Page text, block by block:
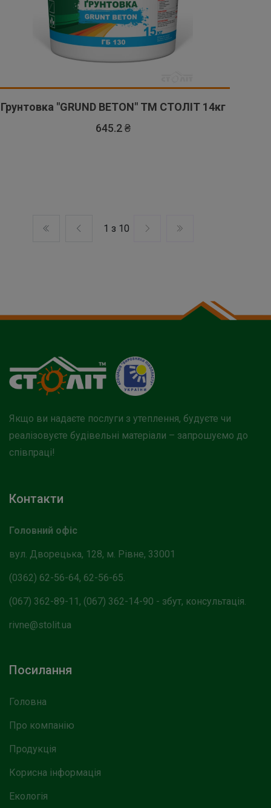
Грунтовка "GRUND BETON" ТМ СТОЛІТ 14кг
645.2 ₴
1 з 10
Якщо ви надаєте послуги з утеплення, будуєте чи
реалізовуєте будівельні матеріали – запрошуємо до
співпраці!
Контакти
Головний офіс
вул. Дворецька, 128, м. Рівне, 33001
(0362) 62-56-64, 62-56-65.
(067) 362-89-11, (067) 362-14-90 - збут, консультація.
rivne@stolit.ua
Посилання
Головна
Про компанію
Продукція
Корисна інформація
Екологія